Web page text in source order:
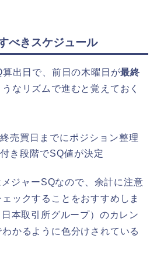
べきスケジュール
出日で、前日の木曜日が最終
なリズムで進むと覚えておく
売買日までにポジション整理
き段階でSQ値が決定
メジャーSQなので、余計に注意
ックすることをおすすめしま
本取引所グループ）のカレン
かるように色分けされている